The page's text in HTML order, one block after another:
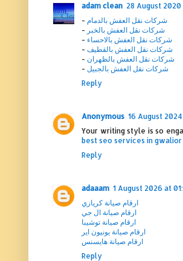
adam clean 28 August 2020
- شركات نقل العفش بالدمام
- شركات نقل العفش بالخبر
- شركات نقل العفش بالاحساء
- شركات نقل العفش بالقطيف
- شركات نقل العفش بالظهران
- شركات نقل العفش بالجبيل
Reply
Anonymous 16 August
Your writing style is so
best seo services in gwalior
Reply
adaaam 1 August 2026 at
ارقام صيانة كريازي
ارقام صيانة ال جي
ارقام صيانة توشيبا
ارقام صيانة يونيون اير
ارقام صيانة هايسنس
Reply